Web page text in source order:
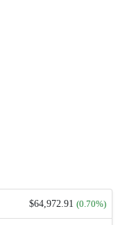
$64,972.91 (0.70%)